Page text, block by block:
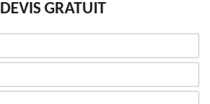
DEVIS GRATUIT